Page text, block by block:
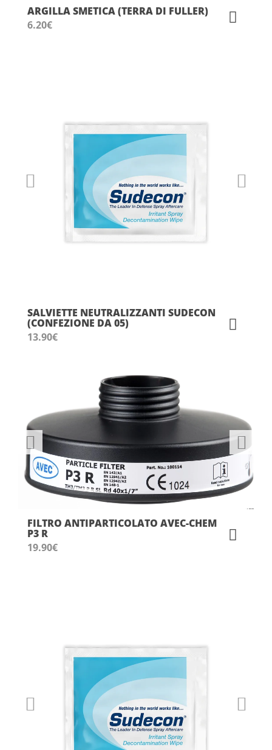
ARGILLA SMETICA (TERRA DI FULLER)
6.20€
SALVIETTE NEUTRALIZZANTI SUDECON
(CONFEZIONE DA 05)
13.90€
FILTRO ANTIPARTICOLATO AVEC-CHEM
P3 R
19.90€